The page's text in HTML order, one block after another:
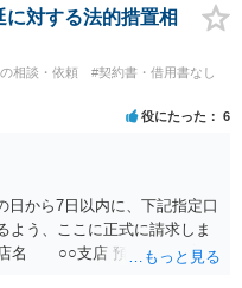
売春防止法に抵触する契約
て 民法上無効（民法９０
能性が高いです。 ・相手の
能なのか ⇒訴訟等の裁判上の
方の住所・氏名を把握して
に対する法的措置相
相談・依頼
#契約書・借用書なし
役にたった 6
日から7日以内に、下記指定口
よう、ここに正式に請求しま
名 ○○支店 預金種別 普通